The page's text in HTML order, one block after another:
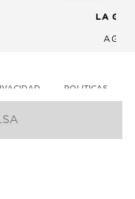
LA
POLITICAS